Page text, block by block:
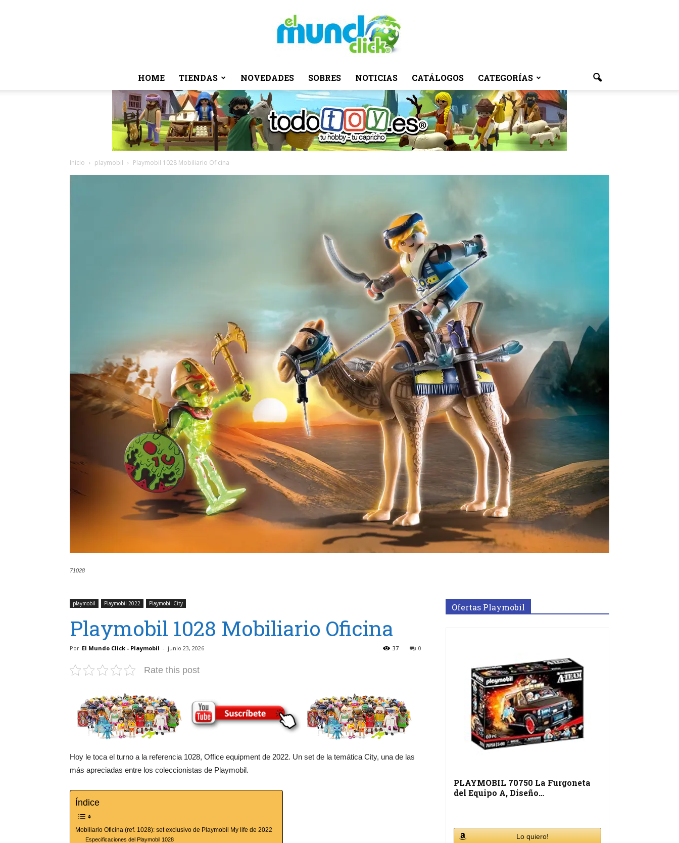
El
HOME TIENDAS NOVEDADES SOBRES NOTICIAS CATÁLOGOS CATEGORÍAS
Inicio playmobil Playmobil 1028 Mobiliario Oficina
71028
playmobil Playmobil 2022 Playmobil City
Playmobil 1028 Mobiliario Oficina
Por El Mundo Click - Playmobil - junio 23, 2026 0
37
Rate this post
Hoy le toca el turno a la referencia 1028, Office equipment de 2022. Un set de la temática City, una de las
más apreciadas entre los coleccionistas de Playmobil.
Índice
Mobiliario Oficina (ref. 1028): set exclusivo de Playmobil My life de 2022
Especificaciones del Playmobil 1028
Ofertas Playmobil
PLAYMOBIL 70750 La Furgoneta
del Equipo A, Diseño…
Lo quiero!